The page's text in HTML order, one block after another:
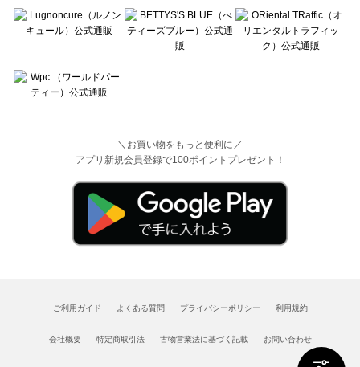
＼お買い物をもっと便利に／
アプリ新規会員登録で100ポイントプレゼント！
ご利用ガイド よくある質問 プライバシーポリシー 利用規約
会社概要 特定商取引法 古物営業法に基づく記載 お問い合わせ